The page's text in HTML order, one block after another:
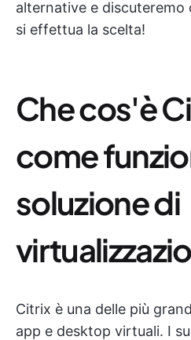
alternative e discuteremo
si effettua la scelta!
Che cos'è
come
soluzione di
Citrix è una delle più
app e desktop virtuali. I